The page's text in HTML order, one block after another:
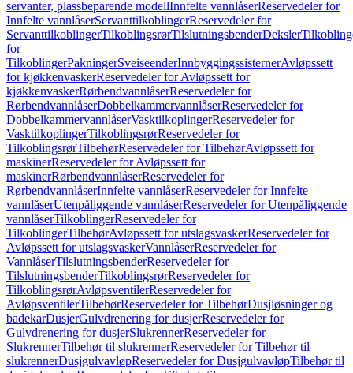
servanter, plassbeparende modellInnfelte vannlåserReservedeler for
Innfelte vannlåserServanttilkoblingerReservedeler for
ServanttilkoblingerTilkoblingsrørTilslutningsbenderDeksler
for
TilkoblingerPakningerSveiseenderInnbyggingssisternerAvløpssett
for kjøkkenvaskerReservedeler for Avløpssett for
kjøkkenvaskerRørbendvannlåserReservedeler for
RørbendvannlåserDobbelkammervannlåserReservedeler for
DobbelkammervannlåserVasktilkoplingerReservedeler for
VasktilkoplingerTilkoblingsrørReservedeler for
TilkoblingsrørTilbehørReservedeler for TilbehørAvløpssett for
maskinerReservedeler for Avløpssett for
maskinerRørbendvannlåserReservedeler for
RørbendvannlåserInnfelte vannlåserReservedeler for Innfelte
vannlåserUtenpåliggende vannlåserReservedeler for Utenpåliggende
vannlåserTilkoblingerReservedeler for
TilkoblingerTilbehørAvløpssett for utslagsvaskerReservedeler for
Avløpssett for utslagsvaskerVannlåserReservedeler for
VannlåserTilslutningsbenderReservedeler for
TilslutningsbenderTilkoblingsrørReservedeler for
TilkoblingsrørAvløpsventilerReservedeler for
AvløpsventilerTilbehørReservedeler for TilbehørDusjløsninger og
badekarDusjerGulvdrenering for dusjerReservedeler for
Gulvdrenering for dusjerSlukrennerReservedeler for
SlukrennerTilbehør til slukrennerReservedeler for Tilbehør til
slukrennerDusjgulvavløpReservedeler for DusjgulvavløpTilbehør til